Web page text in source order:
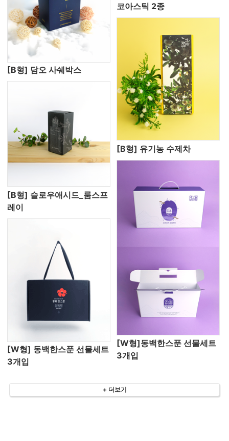
[B형] 담오 사쉐박스
코아스틱 2종
[B형] 슬로우애시드_룸스프
레이
[B형] 유기농 수제차
[W형] 동백한스푼 선물세트
3개입
[W형]동백한스푼 선물세트
3개입
+ 더보기